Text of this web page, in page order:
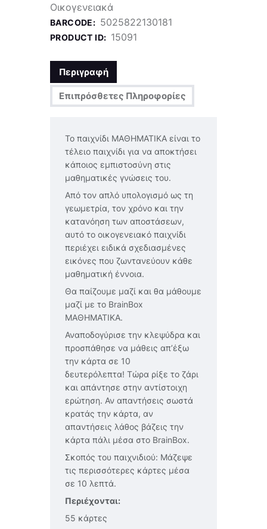
Οικογενειακά
BARCODE: 5025822130181
PRODUCT ID: 15091
Περιγραφή
Επιπρόσθετες Πληροφορίες
Το παιχνίδι ΜΑΘΗΜΑΤΙΚΑ είναι το
τέλειο παιχνίδι για να αποκτήσει
κάποιος εμπιστοσύνη στις
μαθηματικές γνώσεις του.
Από τον απλό υπολογισμό ως τη
γεωμετρία, τον χρόνο και την
κατανόηση των αποστάσεων,
αυτό το οικογενειακό παιχνίδι
περιέχει ειδικά σχεδιασμένες
εικόνες που ζωντανεύουν κάθε
μαθηματική έννοια.
Θα παίζουµε µαζί και θα µάθουµε
µαζί µε το BrainBox
ΜΑΘΗΜΑΤΙΚΑ.
Αναποδογύρισε την κλεψύδρα και
προσπάθησε να μάθεις απ’έξω
την κάρτα σε 10
δευτερόλεπτα! Τώρα ρίξε το ζάρι
και απάντησε στην αντίστοιχη
ερώτηση. Αν απαντήσεις σωστά
κρατάς την κάρτα, αν
απαντήσεις λάθος βάζεις την
κάρτα πάλι μέσα στο BrainBox.
Σκοπός του παιχνιδιού: Μάζεψε
τις περισσότερες κάρτες μέσα
σε 10 λεπτά.
Περιέχονται:
55 κάρτες